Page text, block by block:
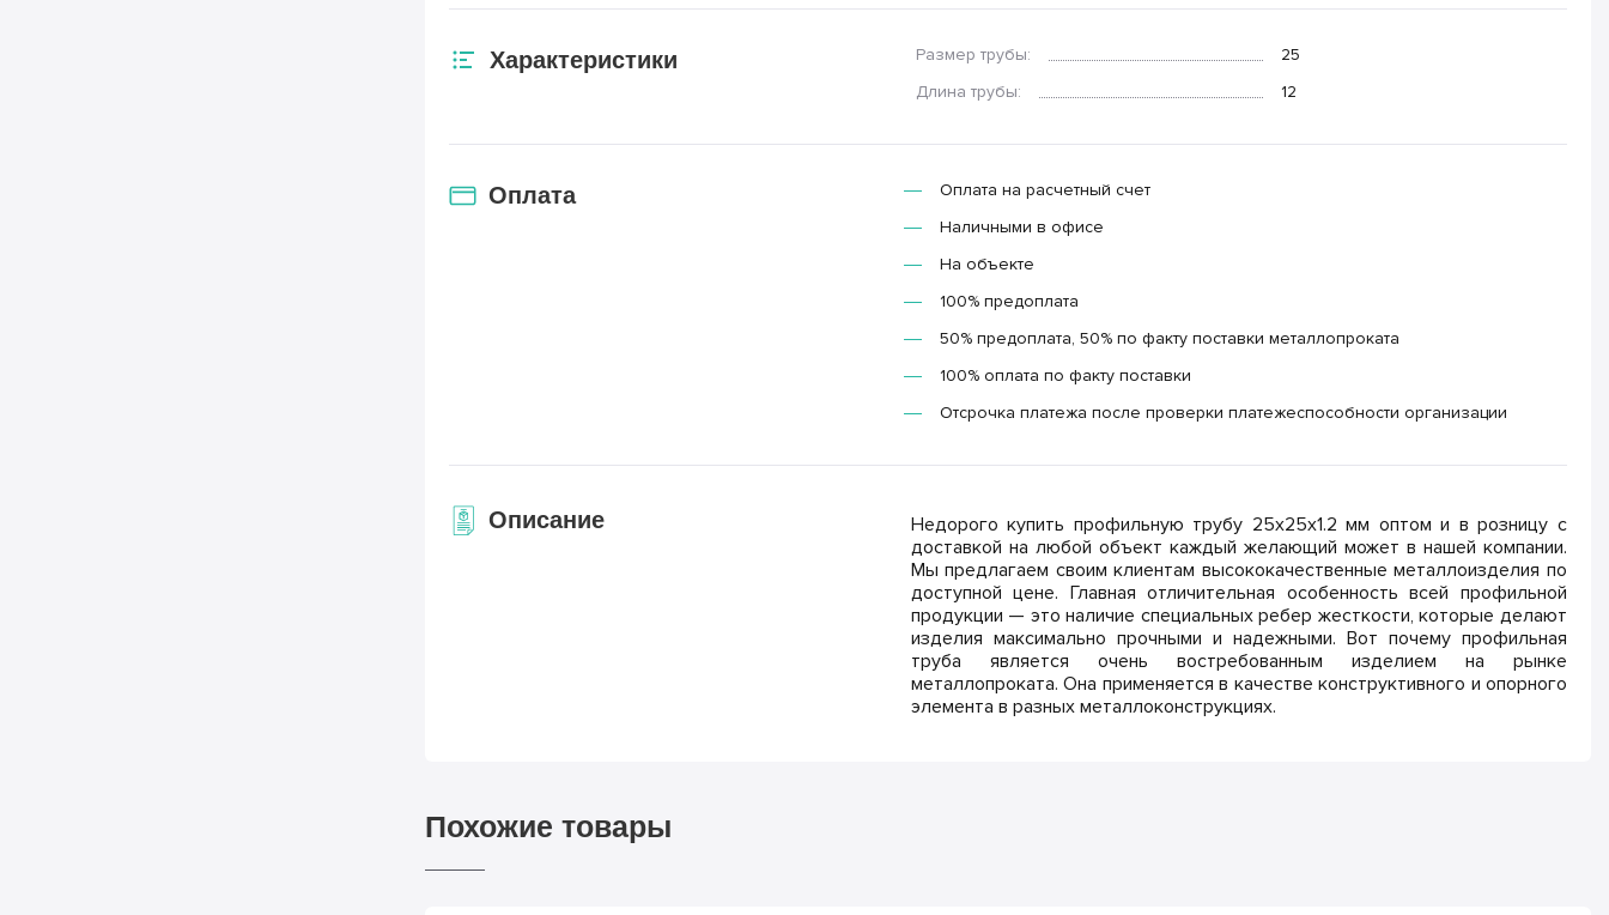
Характеристики Размер трубы:
25
Длина трубы:
12
Оплата
Оплата на расчетный счет
Наличными в офисе
На объекте
100% предоплата
50% предоплата, 50% по факту поставки металлопроката
100% оплата по факту поставки
Отсрочка платежа после проверки платежеспособности организации
Описание
Недорого купить профильную трубу 25х25х1.2 мм оптом и в розницу с
доставкой на любой объект каждый желающий может в нашей компании.
Мы предлагаем своим клиентам высококачественные металлоизделия по
доступной цене. Главная отличительная особенность всей профильной
продукции — это наличие специальных ребер жесткости, которые делают
изделия максимально прочными и надежными. Вот почему профильная
труба является очень востребованным изделием на рынке
металлопроката. Она применяется в качестве конструктивного и опорного
элемента в разных металлоконструкциях.
Похожие товары